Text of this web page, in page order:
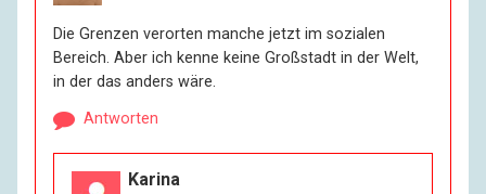
Die Grenzen verorten manche jetzt im sozialen
Bereich. Aber ich kenne keine Großstadt in der Welt,
in der das anders wäre.
Antworten
Karina